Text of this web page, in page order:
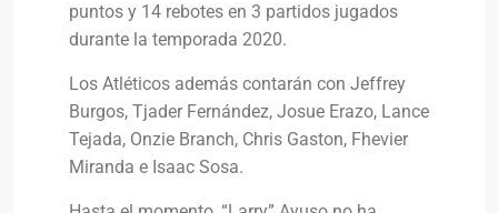
puntos y 14 rebotes en 3 partidos jugados
durante la temporada 2020.
Los Atléticos además contarán con Jeffrey
Burgos, Tjader Fernández, Josue Erazo, Lance
Tejada, Onzie Branch, Chris Gaston, Fhevier
Miranda e Isaac Sosa.